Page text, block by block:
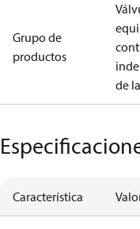
Grupo de
productos
de
Característica